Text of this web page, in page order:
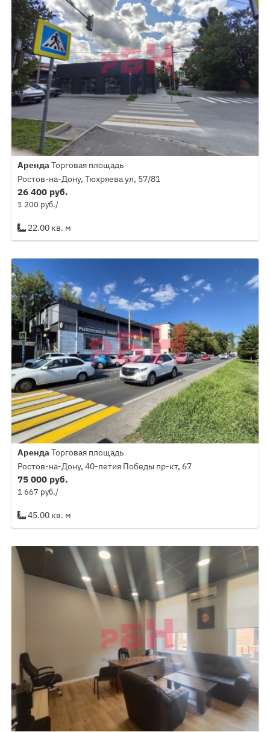
Аренда Торговая площадь
Ростов-на-Дону, Тюхряева ул, 57/81
26 400 руб.
1 200 руб./
22.00 кв. м
АрендаТорговая площадь
Ростов-на-Дону, 40-летия Победы пр-кт, 67
75 000 руб.
1 667 руб./
45.00 кв. м